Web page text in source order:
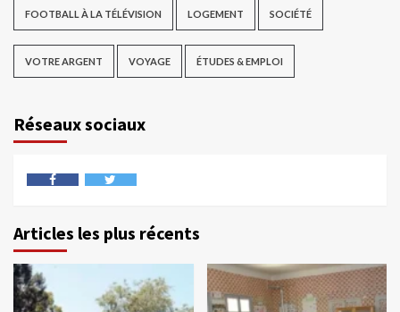
FOOTBALL À LA TÉLÉVISION LOGEMENT SOCIÉTÉ
VOTRE ARGENT VOYAGE ÉTUDES & EMPLOI
Réseaux sociaux
Articles les plus récents